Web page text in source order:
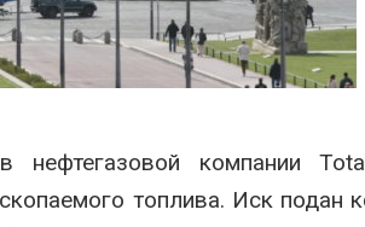
компании
топлива. Иск подан
воду
помощью
Авг 7, 2026
Ozon
помощи для